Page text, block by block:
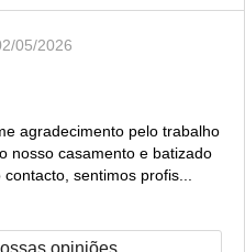
05/2026
agradecimento pelo trabalho
nosso casamento e batizado
sentimos profis...
opiniões